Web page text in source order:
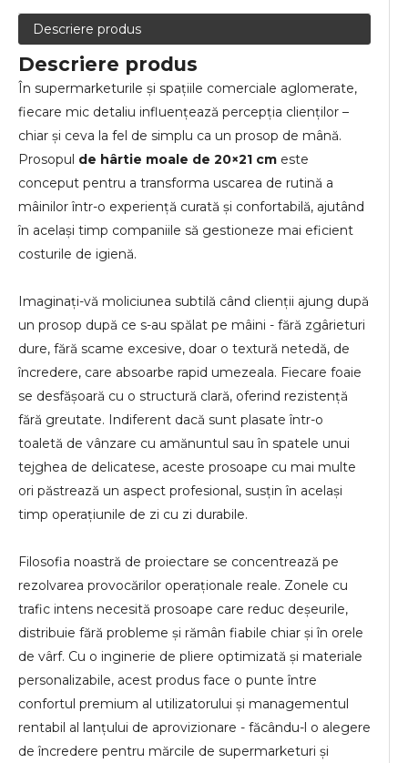
Descriere produs
Descriere produs
În supermarketurile și spațiile comerciale aglomerate,
fiecare mic detaliu influențează percepția clienților –
chiar și ceva la fel de simplu ca un prosop de mână.
Prosopul de hârtie moale de 20×21 cm este
conceput pentru a transforma uscarea de rutină a
mâinilor într-o experiență curată și confortabilă, ajutând
în același timp companiile să gestioneze mai eficient
costurile de igienă.
Imaginați-vă moliciunea subtilă când clienții ajung după
un prosop după ce s-au spălat pe mâini - fără zgârieturi
dure, fără scame excesive, doar o textură netedă, de
încredere, care absoarbe rapid umezeala. Fiecare foaie
se desfășoară cu o structură clară, oferind rezistență
fără greutate. Indiferent dacă sunt plasate într-o
toaletă de vânzare cu amănuntul sau în spatele unui
tejghea de delicatese, aceste prosoape cu mai multe
ori păstrează un aspect profesional, susțin în același
timp operațiunile de zi cu zi durabile.
Filosofia noastră de proiectare se concentrează pe
rezolvarea provocărilor operaționale reale. Zonele cu
trafic intens necesită prosoape care reduc deșeurile,
distribuie fără probleme și rămân fiabile chiar și în orele
de vârf. Cu o inginerie de pliere optimizată și materiale
personalizabile, acest produs face o punte între
confortul premium al utilizatorului și managementul
rentabil al lanțului de aprovizionare - făcându-l o alegere
de încredere pentru mărcile de supermarketuri și